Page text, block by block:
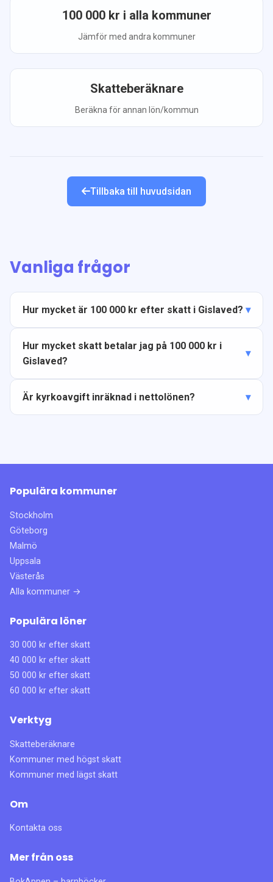
100 000kr i alla kommuner
Jämför med andra kommuner
Skatteberäknare
Beräkna för annan lön/kommun
Tillbaka till huvudsidan
Vanliga frågor
Hur mycket är 100 000 kr efter skatt i Gislaved?
Hur mycket skatt betalar jag på 100 000 kr i
Gislaved?
Är kyrkoavgift inräknad i nettolönen?
Populära kommuner
Stockholm
Göteborg
Malmö
Uppsala
Västerås
Alla kommuner →
Populära löner
30 000 kr efter skatt
40 000 kr efter skatt
50 000 kr efter skatt
60 000 kr efter skatt
Verktyg
Skatteberäknare
Kommuner med högst skatt
Kommuner med lägst skatt
Om
Kontakta oss
Mer från oss